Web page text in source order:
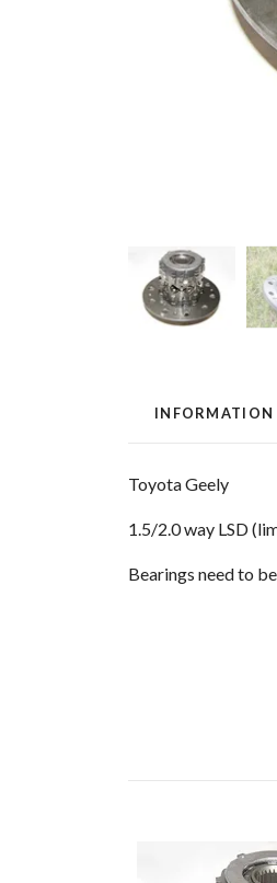
INFORMATION
Toyota Geely
1.5/2.0 way LSD
Bearings need to